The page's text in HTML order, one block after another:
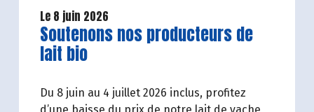
Le 8 juin 2026
Lire la suite de l'article
Soutenons nos producteurs de
lait bio
Du 8 juin au 4 juillet 2026 inclus, profitez